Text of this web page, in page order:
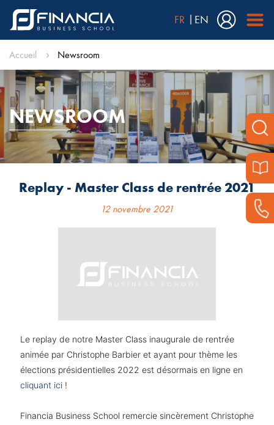
FR EN
Accueil Newsroom
NEWSROOM
Replay - Master Class de rentrée 2021
12 novembre 2021
Le replay de notre Master Class inaugurale de rentrée
animée par Christophe Barbier et ayant pour thème les
élections présidentielles 2022 est désormais en ligne en
cliquant ici !
Financia Business School remercie sincèrement Christophe